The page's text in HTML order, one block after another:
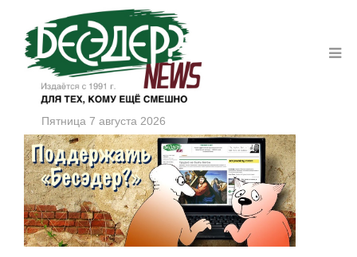
Пятница 7 августа 2026